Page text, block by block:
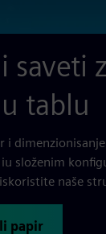
saveti
tablu
i
iu složenim
naše
papir